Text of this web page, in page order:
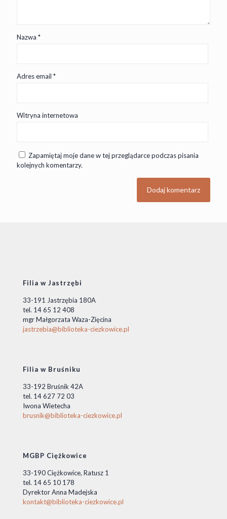
Nazwa *
Adres email *
Witryna internetowa
Zapamiętaj moje dane w tej przeglądarce podczas pisania
kolejnych komentarzy.
Filia w Jastrzębi
33-191 Jastrzębia 180A
tel. 14 65 12 408
mgr Małgorzata Waza-Zięcina
jastrzebia@biblioteka-ciezkowice.pl
Filia w Bruśniku
33-192 Bruśnik 42A
tel. 14 627 72 03
Iwona Wietecha
brusnik@biblioteka-ciezkowice.pl
MGBP Ciężkowice
33-190 Ciężkowice, Ratusz 1
tel. 14 65 10 178
Dyrektor Anna Madejska
kontakt@biblioteka-ciezkowice.pl